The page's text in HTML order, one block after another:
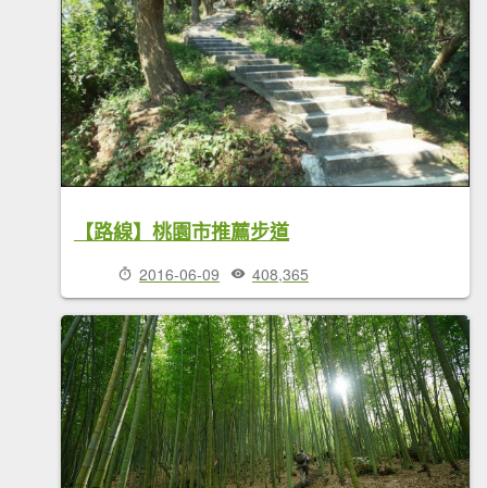
【路線】桃園市推薦步道
2016-06-09 408,365